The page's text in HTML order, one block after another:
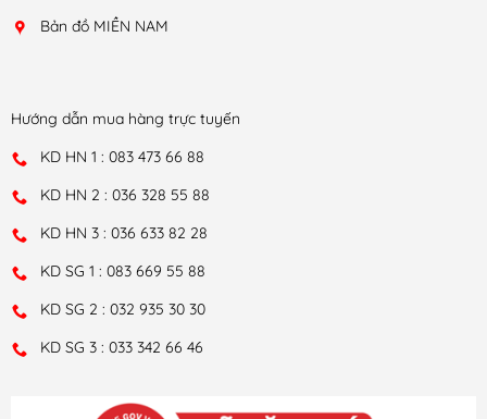
Bản đồ MIỀN NAM
Hướng dẫn mua hàng trực tuyến
KD HN 1 : 083 473 66 88
KD HN 2 : 036 328 55 88
KD HN 3 : 036 633 82 28
KD SG 1 : 083 669 55 88
KD SG 2 : 032 935 30 30
KD SG 3 : 033 342 66 46